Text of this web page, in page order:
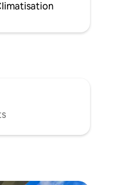
et les échanges.